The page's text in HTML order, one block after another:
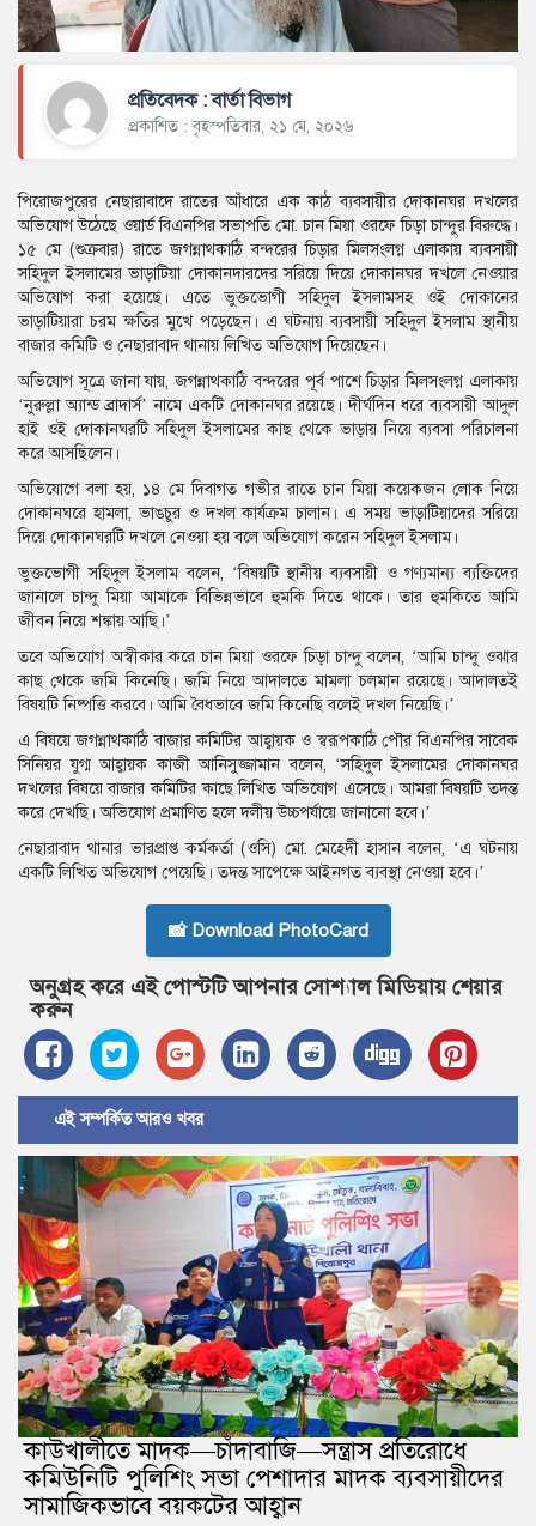
প্রতিবেদক : বার্তা বিভাগ
প্রকাশিত : বৃহস্পতিবার, ২১ মে, ২০২৬
পিরোজপুরের নেছারাবাদে রাতের আঁধারে এক কাঠ ব্যবসায়ীর দোকানঘর দখলের
অভিযোগ উঠেছে ওয়ার্ড বিএনপির সভাপতি মো. চান মিয়া ওরফে চিড়া চান্দুর বিরুদ্ধে।
১৫ মে (শুক্রবার) রাতে জগন্নাথকাঠি বন্দরের চিড়ার মিলসংলগ্ন এলাকায় ব্যবসায়ী
সহিদুল ইসলামের ভাড়াটিয়া দোকানদারদের সরিয়ে দিয়ে দোকানঘর দখলে নেওয়ার
অভিযোগ করা হয়েছে। এতে ভুক্তভোগী সহিদুল ইসলামসহ ওই দোকানের
ভাড়াটিয়ারা চরম ক্ষতির মুখে পড়েছেন। এ ঘটনায় ব্যবসায়ী সহিদুল ইসলাম স্থানীয়
বাজার কমিটি ও নেছারাবাদ থানায় লিখিত অভিযোগ দিয়েছেন।
অভিযোগ সূত্রে জানা যায়, জগন্নাথকাঠি বন্দরের পূর্ব পাশে চিড়ার মিলসংলগ্ন এলাকায়
‘নুরুল্লা অ্যান্ড ব্রাদার্স’ নামে একটি দোকানঘর রয়েছে। দীর্ঘদিন ধরে ব্যবসায়ী আদুল
হাই ওই দোকানঘরটি সহিদুল ইসলামের কাছ থেকে ভাড়ায় নিয়ে ব্যবসা পরিচালনা
করে আসছিলেন।
অভিযোগে বলা হয়, ১৪ মে দিবাগত গভীর রাতে চান মিয়া কয়েকজন লোক নিয়ে
দোকানঘরে হামলা, ভাঙচুর ও দখল কার্যক্রম চালান। এ সময় ভাড়াটিয়াদের সরিয়ে
দিয়ে দোকানঘরটি দখলে নেওয়া হয় বলে অভিযোগ করেন সহিদুল ইসলাম।
ভুক্তভোগী সহিদুল ইসলাম বলেন, ‘বিষয়টি স্থানীয় ব্যবসায়ী ও গণ্যমান্য ব্যক্তিদের
জানালে চান্দু মিয়া আমাকে বিভিন্নভাবে হুমকি দিতে থাকে। তার হুমকিতে আমি
জীবন নিয়ে শঙ্কায় আছি।’
তবে অভিযোগ অস্বীকার করে চান মিয়া ওরফে চিড়া চান্দু বলেন, ‘আমি চান্দু ওঝার
কাছ থেকে জমি কিনেছি। জমি নিয়ে আদালতে মামলা চলমান রয়েছে। আদালতই
বিষয়টি নিষ্পত্তি করবে। আমি বৈধভাবে জমি কিনেছি বলেই দখল নিয়েছি।’
এ বিষয়ে জগন্নাথকাঠি বাজার কমিটির আহ্বায়ক ও স্বরূপকাঠি পৌর বিএনপির সাবেক
সিনিয়র যুগ্ম আহ্বায়ক কাজী আনিসুজ্জামান বলেন, ‘সহিদুল ইসলামের দোকানঘর
দখলের বিষয়ে বাজার কমিটির কাছে লিখিত অভিযোগ এসেছে। আমরা বিষয়টি তদন্ত
করে দেখছি। অভিযোগ প্রমাণিত হলে দলীয় উচ্চপর্যায়ে জানানো হবে।’
নেছারাবাদ থানার ভারপ্রাপ্ত কর্মকর্তা (ওসি) মো. মেহেদী হাসান বলেন, ‘এ ঘটনায়
একটি লিখিত অভিযোগ পেয়েছি। তদন্ত সাপেক্ষে আইনগত ব্যবস্থা নেওয়া হবে।’
📸 Download PhotoCard
অনুগ্রহ করে এই পোস্টটি আপনার সোশ্যাল মিডিয়ায় শেয়ার
করুন
এই সম্পর্কিত আরও খবর
কাউখালীতে মাদক—চাঁদাবাজি—সন্ত্রাস প্রতিরোধে
কমিউনিটি পুলিশিং সভা পেশাদার মাদক ব্যবসায়ীদের
সামাজিকভাবে বয়কটের আহ্বান